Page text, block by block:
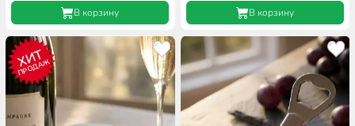
В корзину В корзину
ХИТ
ПРОДАЖ